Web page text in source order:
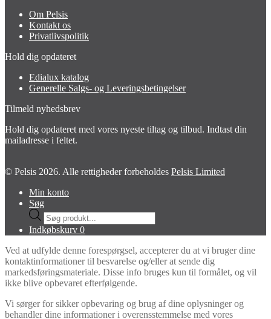
Om Pelsis
Kontakt os
Privatlivspolitik
Hold dig opdateret
Edialux katalog
Generelle Salgs- og Leveringsbetingelser
Tilmeld nyhedsbrev
Hold dig opdateret med vores nyeste tiltag og tilbud. Indtast din
mailadresse i feltet.
© Pelsis 2026. Alle rettigheder forbeholdes Pelsis Limited
Min konto
Søg
Products
search
Indkøbskurv 0
Ved at udfylde denne forespørgsel, accepterer du at vi bruger dine
kontaktinformationer til besvarelse og/eller at sende dig
markedsføringsmateriale. Disse info bruges kun til formålet, og vil
ikke blive opbevaret efterfølgende.
Vi sørger for sikker opbevaring og brug af dine oplysninger og
behandler dine informationer i overensstemmelse med vores